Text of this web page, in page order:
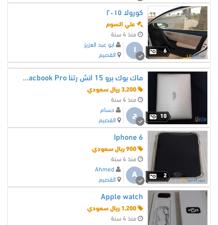
6
كورولا ٢٠١٥
علي السوم
منذ 4 سنة
ابو عبد العزيز
القصيم
10
ماك بوك برو 15 انش رتنا Macbook Pro مواصفات عالية
منذ 4 سنة
ح
حسام
القصيم
2
Iphone 6
منذ 4 سنة
A
Ahmed
القصيم
Apple watch
منذ 4 سنة